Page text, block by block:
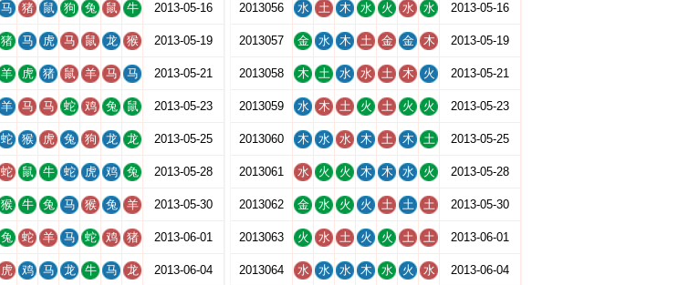
马 猪 鼠 狗 兔 鼠 牛 2013-05-16
猪 马 虎 马 鼠 龙 猴 2013-05-19
羊 虎 猪 鼠 羊 马 马 2013-05-21
羊 马 马 蛇 鸡 兔 鼠 2013-05-23
蛇 猴 虎 兔 狗 龙 龙 2013-05-25
蛇 鼠 牛 蛇 虎 鸡 兔 2013-05-28
猴 牛 兔 马 猴 兔 羊 2013-05-30
兔 蛇 羊 马 蛇 鸡 猪 2013-06-01
虎 鸡 马 龙 牛 马 龙 2013-06-04
2013056 水 土 木 水 火 水 水 2013-05-16
2013057 金 水 木 土 金 金 木 2013-05-19
2013058 木 土 水 水 土 木 火 2013-05-21
2013059 水 木 土 火 土 火 火 2013-05-23
2013060 木 水 水 木 土 木 土 2013-05-25
2013061 水 火 火 木 木 水 火 2013-05-28
2013062 金 水 火 火 土 土 土 2013-05-30
2013063 火 水 土 火 火 土 土 2013-06-01
2013064 水 水 水 木 水 火 水 2013-06-04